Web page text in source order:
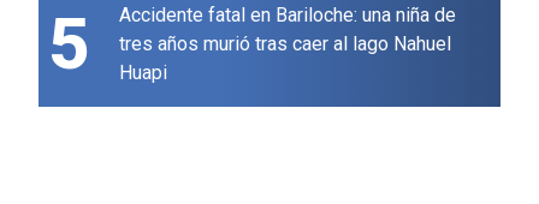
5
Accidente fatal en Bariloche: una niña de
tres años murió tras caer al lago Nahuel
Huapi